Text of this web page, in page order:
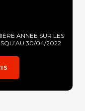
ANNÉE SUR LES
30/04/2022